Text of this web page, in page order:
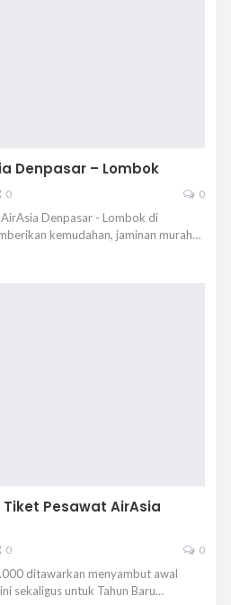
Denpasar – Lombok
0 0
Denpasar - Lombok di
kemudahan, jaminan murah…
Pesawat AirAsia
0 0
ditawarkan menyambut awal
sekaligus untuk Tahun Baru…